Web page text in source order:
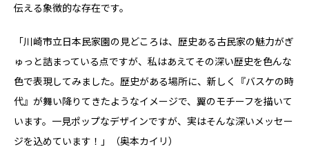
伝える象徴的な存在です。
「川崎市立日本民家園の見どころは、歴史ある古民家の魅力がぎ
ゅっと詰まっている点ですが、私はあえてその深い歴史を色んな
色で表現してみました。歴史がある場所に、新しく『バスケの時
代』が舞い降りてきたようなイメージで、翼のモチーフを描いて
います。一見ポップなデザインですが、実はそんな深いメッセー
ジを込めています！」（奥本カイリ）